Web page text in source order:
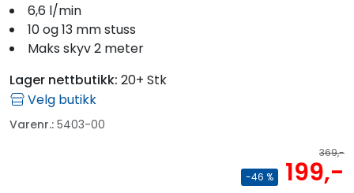
6,6 l/min
10 og 13 mm stuss
Maks skyv 2 meter
Lager nettbutikk: 20+ Stk
Velg butikk
Varenr.: 5403-00
369,-
-46 %
199,-
Seil
Outlet
Kampanje